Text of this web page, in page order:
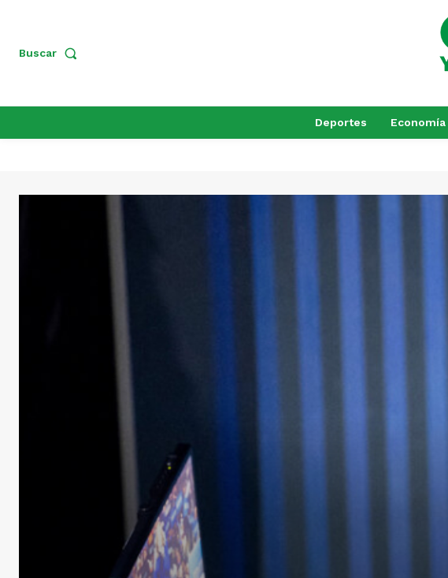
Buscar
Deportes Economía